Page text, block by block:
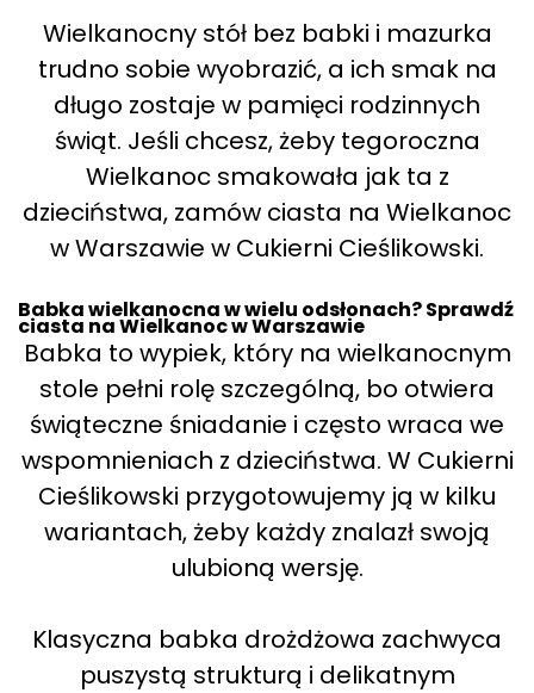
Wielkanocny stół bez babki i mazurka
trudno sobie wyobrazić, a ich smak na
długo zostaje w pamięci rodzinnych
świąt. Jeśli chcesz, żeby tegoroczna
Wielkanoc smakowała jak ta z
dzieciństwa, zamów ciasta na Wielkanoc
w Warszawie w Cukierni Cieślikowski.
Babka wielkanocna w wielu odsłonach? Sprawdź
ciasta na Wielkanoc w Warszawie
Babka to wypiek, który na wielkanocnym
stole pełni rolę szczególną, bo otwiera
świąteczne śniadanie i często wraca we
wspomnieniach z dzieciństwa. W Cukierni
Cieślikowski przygotowujemy ją w kilku
wariantach, żeby każdy znalazł swoją
ulubioną wersję.
Klasyczna babka drożdżowa zachwyca
puszystą strukturą i delikatnym